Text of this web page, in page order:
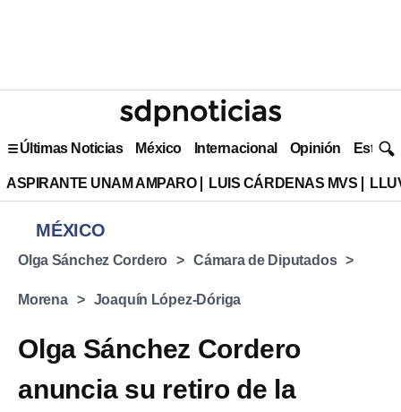
Últimas Noticias México Internacional Opinión Estilo
ASPIRANTE UNAM AMPARO LUIS CÁRDENAS MVS
MÉXICO
Olga Sánchez Cordero Cámara de Diputados
Morena Joaquín López-Dóriga
Olga Sánchez Cordero
anuncia su retiro de la